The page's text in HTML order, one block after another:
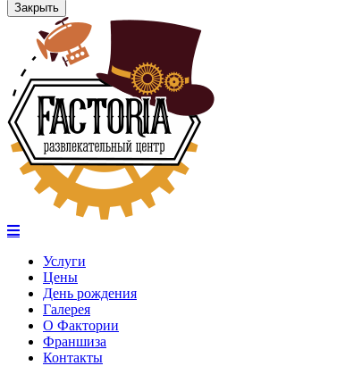
Закрыть
Услуги
Цены
День рождения
Галерея
О Фактории
Франшиза
Контакты